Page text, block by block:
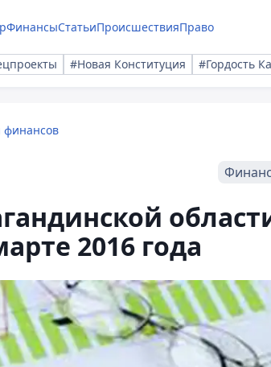
ФинансыСтатьиПроисшествияПраво
#Новая Конституция #Гордость
финансов
2016 года